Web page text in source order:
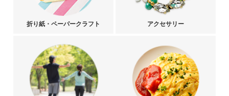
折り紙・ペーパークラフト アクセサリー